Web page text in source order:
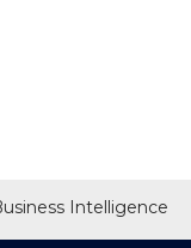
Intelligence